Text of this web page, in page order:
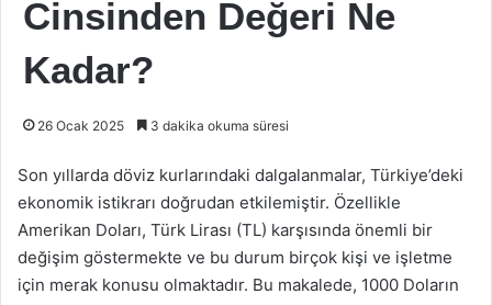
Cinsinden Değeri Ne
Kadar?
26 Ocak 2025 3 dakika okuma süresi
Son yıllarda döviz kurlarındaki dalgalanmalar, Türkiye’deki
ekonomik istikrarı doğrudan etkilemiştir. Özellikle
Amerikan Doları, Türk Lirası (TL) karşısında önemli bir
değişim göstermekte ve bu durum birçok kişi ve işletme
için merak konusu olmaktadır. Bu makalede, 1000 Doların